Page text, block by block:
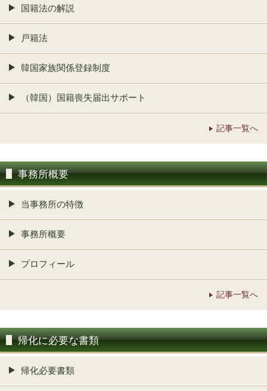
国籍法の解説
戸籍法
韓国家族関係登録制度
（韓国）国籍喪失届出サポート
記事一覧へ
事務所概要
当事務所の特徴
事務所概要
プロフィール
記事一覧へ
帰化に必要な書類
帰化必要書類